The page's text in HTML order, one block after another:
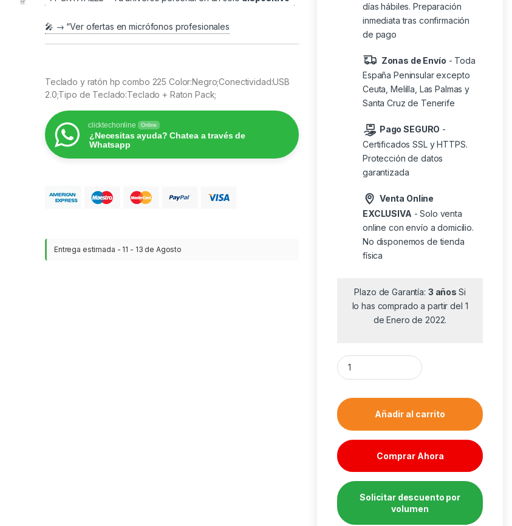
🎤 → “Ver ofertas en micrófonos profesionales
Teclado y ratón hp combo 225 Color:Negro;Conectividad:USB
2.0;Tipo de Teclado:Teclado + Raton Pack;
clicktechonline Online
¿Necesitas ayuda? Chatea a través de
Whatsapp
Entrega estimada - 11 - 13 de Agosto
días hábiles. Preparación
inmediata tras confirmación
de pago
Zonas de Envío - Toda
España Peninsular excepto
Ceuta, Melilla, Las Palmas y
Santa Cruz de Tenerife
Pago SEGURO -
Certificados SSL y HTTPS.
Protección de datos
garantizada
Venta Online
EXCLUSIVA - Solo venta
online con envío a domicilio.
No disponemos de tienda
física
Plazo de Garantía: 3 años Si
lo has comprado a partir del 1
de Enero de 2022.
Teclado y Ratón HP Combo 225 cantidad
Añadir al carrito
Comprar Ahora
Solicitar descuento por
volumen